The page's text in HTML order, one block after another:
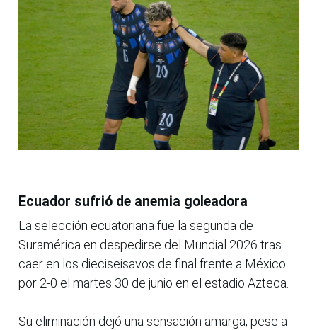
Ecuador sufrió de anemia goleadora
La selección ecuatoriana fue la segunda de
Suramérica en despedirse del Mundial 2026 tras
caer en los dieciseisavos de final frente a México
por 2-0 el martes 30 de junio en el estadio Azteca.
Su eliminación dejó una sensación amarga, pese a